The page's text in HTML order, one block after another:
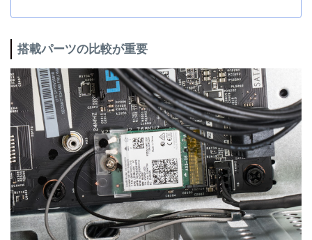
搭載パーツの比較が重要